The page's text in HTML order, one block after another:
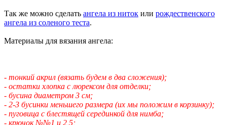
Так же можно сделать ангела из ниток или рождественского
ангела из соленого теста.
Материалы для вязания ангела:
- тонкий акрил (вязать будем в два сложения);
- остатки хлопка с люрексом для отделки;
- бусина диаметром 3 см;
- 2-3 бусинки меньшего размера (их мы положим в корзинку);
- пуговица с блестящей серединкой для нимба;
- крючок №№1 и 2,5;